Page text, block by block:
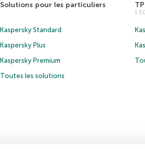
Solutions pour les particuliers
Kaspersky Standard
Kaspersky Plus
Kaspersky Premium
Toutes les solutions
1